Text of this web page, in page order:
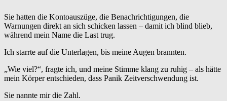
Sie hatten die Kontoauszüge, die Benachrichtigungen, die
Warnungen direkt an sich schicken lassen – damit ich blind blieb,
während mein Name die Last trug.
Ich starrte auf die Unterlagen, bis meine Augen brannten.
„Wie viel?“, fragte ich, und meine Stimme klang zu ruhig – als hätte
mein Körper entschieden, dass Panik Zeitverschwendung ist.
Sie nannte mir die Zahl.